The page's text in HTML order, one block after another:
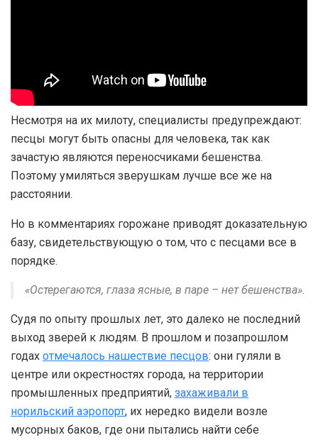
Несмотря на их милоту, специалисты предупреждают:
песцы могут быть опасны для человека, так как
зачастую являются переносчиками бешенства.
Поэтому умиляться зверушкам лучше все же на
расстоянии.
Но в комментариях горожане приводят доказательную
базу, свидетельствующую о том, что с песцами все в
порядке.
«Остерегаются, глаза ясные, в паре – нет бешенства».
Судя по опыту прошлых лет, это далеко не последний
выход зверей к людям. В прошлом и позапрошлом
годах отмечалось нашествие песцов: они гуляли в
центре или окрестностях города, на территории
промышленных предприятий, захаживали в
норильский аэропорт, их нередко видели возле
мусорных баков, где они пытались найти себе